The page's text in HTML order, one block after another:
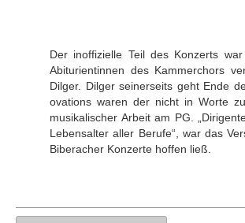
Der inoffizielle Teil des Konzerts
Abiturientinnen des Kammerchors
Dilger. Dilger seinerseits geht Ende
ovations waren der nicht in Worte
musikalischer Arbeit am PG.
Lebensalter aller Berufe“, war das
Biberacher Konzerte hoffen ließ.